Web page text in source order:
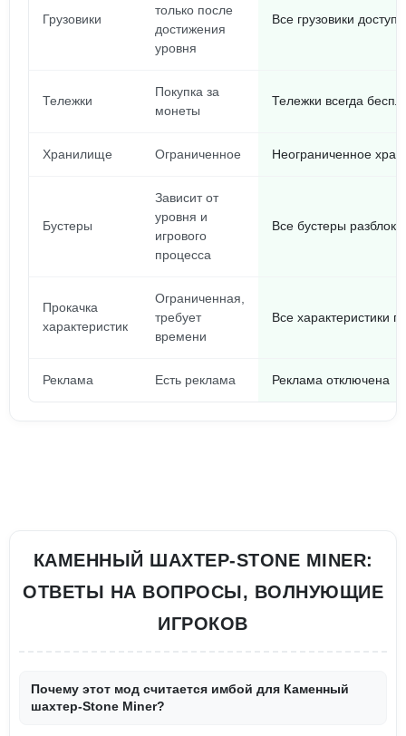
Грузовики
только после
достижения
уровня
Все грузовики
Тележки
Покупка за
монеты
Тележки всегда
Хранилище Ограниченное Неограниченное
Бустеры
Зависит от
уровня и
игрового
процесса
Все бустеры
Прокачка
характеристик
Ограниченная,
требует
времени
Все характеристики
Реклама Есть реклама Реклама отключена
КАМЕННЫЙ ШАХТЕР-STONE MINER:
ОТВЕТЫ НА ВОПРОСЫ, ВОЛНУЮЩИЕ
ИГРОКОВ
Почему этот мод считается имбой для Каменный
шахтер-Stone Miner?